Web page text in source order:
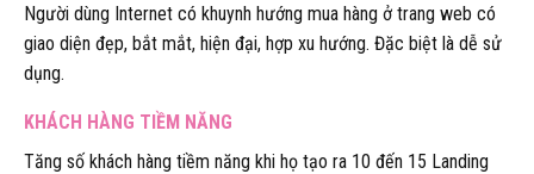
Người dùng Internet có khuynh hướng mua hàng ở trang web có
giao diện đẹp, bắt mắt, hiện đại, hợp xu hướng. Đặc biệt là dễ sử
dụng.
KHÁCH HÀNG TIỀM NĂNG
Tăng số khách hàng tiềm năng khi họ tạo ra 10 đến 15 Landing